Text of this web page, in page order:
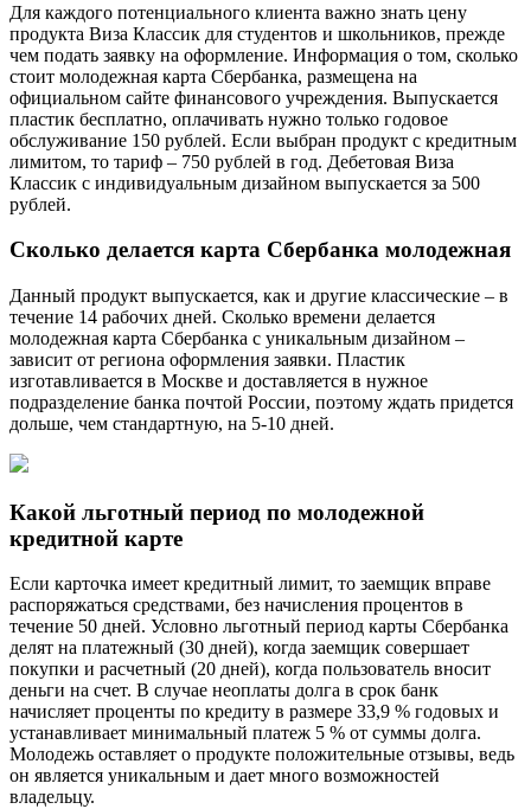
Для каждого потенциального клиента важно знать цену
продукта Виза Классик для студентов и школьников, прежде
чем подать заявку на оформление. Информация о том, сколько
стоит молодежная карта Сбербанка, размещена на
официальном сайте финансового учреждения. Выпускается
пластик бесплатно, оплачивать нужно только годовое
обслуживание 150 рублей. Если выбран продукт с кредитным
лимитом, то тариф – 750 рублей в год. Дебетовая Виза
Классик с индивидуальным дизайном выпускается за 500
рублей.
Сколько делается карта Сбербанка молодежная
Данный продукт выпускается, как и другие классические – в
течение 14 рабочих дней. Сколько времени делается
молодежная карта Сбербанка с уникальным дизайном –
зависит от региона оформления заявки. Пластик
изготавливается в Москве и доставляется в нужное
подразделение банка почтой России, поэтому ждать придется
дольше, чем стандартную, на 5-10 дней.
Какой льготный период по молодежной
кредитной карте
Если карточка имеет кредитный лимит, то заемщик вправе
распоряжаться средствами, без начисления процентов в
течение 50 дней. Условно льготный период карты Сбербанка
делят на платежный (30 дней), когда заемщик совершает
покупки и расчетный (20 дней), когда пользователь вносит
деньги на счет. В случае неоплаты долга в срок банк
начисляет проценты по кредиту в размере 33,9 % годовых и
устанавливает минимальный платеж 5 % от суммы долга.
Молодежь оставляет о продукте положительные отзывы, ведь
он является уникальным и дает много возможностей
владельцу.